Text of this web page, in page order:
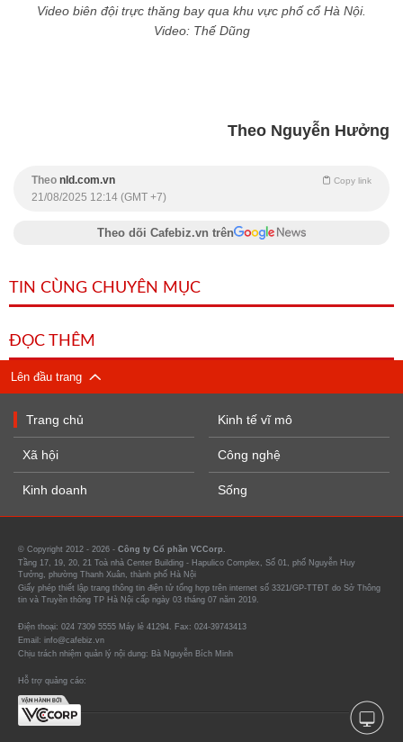
Video biên đội trực thăng bay qua khu vực phố cổ Hà Nội.
Video: Thế Dũng
Theo Nguyễn Hưởng
Theo nld.com.vn Copy link
21/08/2025 12:14 (GMT +7)
Theo dõi Cafebiz.vn trên
TIN CÙNG CHUYÊN MỤC
ĐỌC THÊM
Lên đầu trang
Trang chủ
Xã hội
Kinh doanh
Kinh tế vĩ mô
Công nghệ
Sống
© Copyright 2012 - 2026 - Công ty Cổ phần VCCorp.
Tầng 17, 19, 20, 21 Toà nhà Center Building - Hapulico Complex, Số 01, phố Nguyễn Huy
Tưởng, phường Thanh Xuân, thành phố Hà Nội
Giấy phép thiết lập trang thông tin điện tử tổng hợp trên internet số 3321/GP-TTĐT do Sở Thông
tin và Truyền thông TP Hà Nội cấp ngày 03 tháng 07 năm 2019.
Điện thoại: 024 7309 5555 Máy lẻ 41294. Fax: 024-39743413
Email: info@cafebiz.vn
Chịu trách nhiệm quản lý nội dung: Bà Nguyễn Bích Minh
Hỗ trợ quảng cáo: